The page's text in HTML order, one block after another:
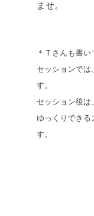
ませ。
＊Ｔさんも書い
セッションでは
す。
セッション後は
ゆっくりできる
す。